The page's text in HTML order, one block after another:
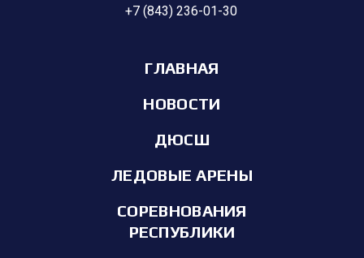
+7 (843) 236-01-30
ГЛАВНАЯ
НОВОСТИ
ДЮСШ
ЛЕДОВЫЕ АРЕНЫ
СОРЕВНОВАНИЯ
РЕСПУБЛИКИ